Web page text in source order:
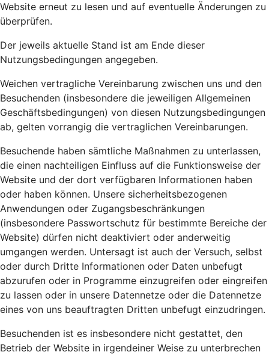
Website erneut zu lesen und auf eventuelle Änderungen zu
überprüfen.
Der jeweils aktuelle Stand ist am Ende dieser
Nutzungsbedingungen angegeben.
Weichen vertragliche Vereinbarung zwischen uns und den
Besuchenden (insbesondere die jeweiligen Allgemeinen
Geschäftsbedingungen) von diesen Nutzungsbedingungen
ab, gelten vorrangig die vertraglichen Vereinbarungen.
Besuchende haben sämtliche Maßnahmen zu unterlassen,
die einen nachteiligen Einfluss auf die Funktionsweise der
Website und der dort verfügbaren Informationen haben
oder haben können. Unsere sicherheitsbezogenen
Anwendungen oder Zugangsbeschränkungen
(insbesondere Passwortschutz für bestimmte Bereiche der
Website) dürfen nicht deaktiviert oder anderweitig
umgangen werden. Untersagt ist auch der Versuch, selbst
oder durch Dritte Informationen oder Daten unbefugt
abzurufen oder in Programme einzugreifen oder eingreifen
zu lassen oder in unsere Datennetze oder die Datennetze
eines von uns beauftragten Dritten unbefugt einzudringen.
Besuchenden ist es insbesondere nicht gestattet, den
Betrieb der Website in irgendeiner Weise zu unterbrechen